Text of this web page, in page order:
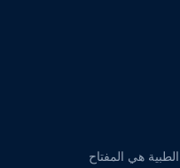
هي المفتاح